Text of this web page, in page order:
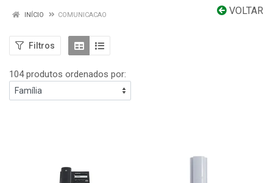
VOLTAR
INÍCIO COMUNICACAO
Filtros
104 produtos ordenados por: